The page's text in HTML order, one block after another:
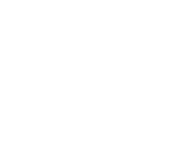
Podobno